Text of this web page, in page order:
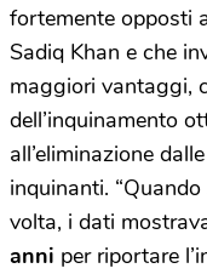
fortemente opposti
Sadiq Khan e che
maggiori vantaggi,
dell’inquinamento
all’eliminazione
inquinanti.
volta, i dati
anni per riportare